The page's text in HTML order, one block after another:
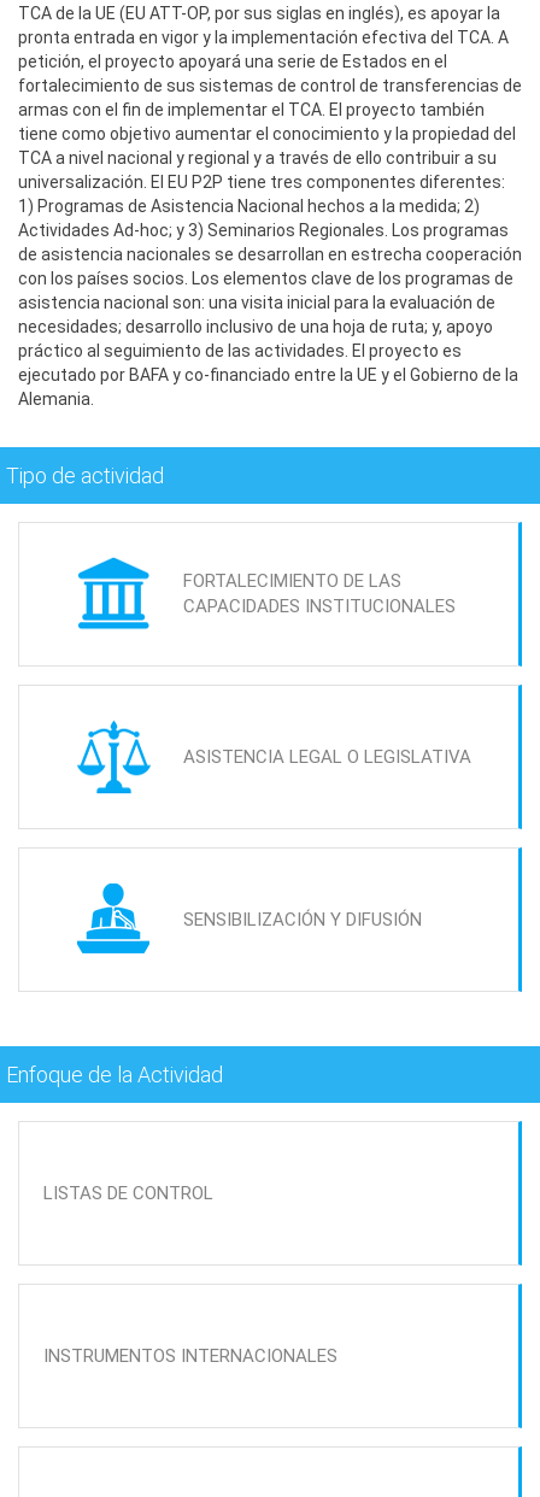
TCA de la UE (EU ATT-OP, por sus siglas en inglés), es apoyar la
pronta entrada en vigor y la implementación efectiva del TCA. A
petición, el proyecto apoyará una serie de Estados en el
fortalecimiento de sus sistemas de control de transferencias de
armas con el fin de implementar el TCA. El proyecto también
tiene como objetivo aumentar el conocimiento y la propiedad del
TCA a nivel nacional y regional y a través de ello contribuir a su
universalización. El EU P2P tiene tres componentes diferentes:
1) Programas de Asistencia Nacional hechos a la medida; 2)
Actividades Ad-hoc; y 3) Seminarios Regionales. Los programas
de asistencia nacionales se desarrollan en estrecha cooperación
con los países socios. Los elementos clave de los programas de
asistencia nacional son: una visita inicial para la evaluación de
necesidades; desarrollo inclusivo de una hoja de ruta; y, apoyo
práctico al seguimiento de las actividades. El proyecto es
ejecutado por BAFA y co-financiado entre la UE y el Gobierno de la
Alemania.
Tipo de actividad
FORTALECIMIENTO DE LAS
CAPACIDADES INSTITUCIONALES
ASISTENCIA LEGAL O LEGISLATIVA
SENSIBILIZACIÓN Y DIFUSIÓN
Enfoque de la Actividad
LISTAS DE CONTROL
INSTRUMENTOS INTERNACIONALES